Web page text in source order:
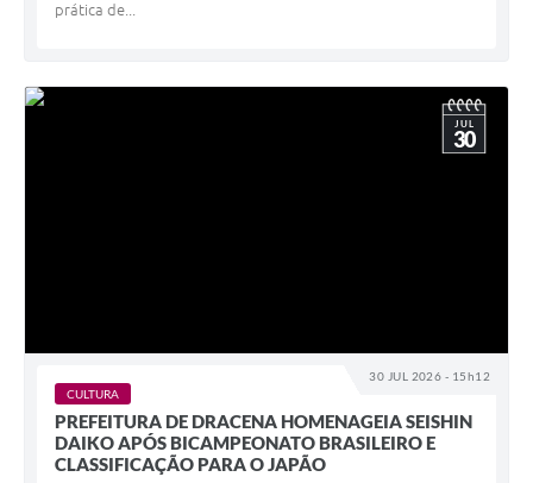
prática de...
30 JUL 2026 - 15h12
JUL
30
CULTURA
PREFEITURA DE DRACENA HOMENAGEIA SEISHIN
DAIKO APÓS BICAMPEONATO BRASILEIRO E
CLASSIFICAÇÃO PARA O JAPÃO